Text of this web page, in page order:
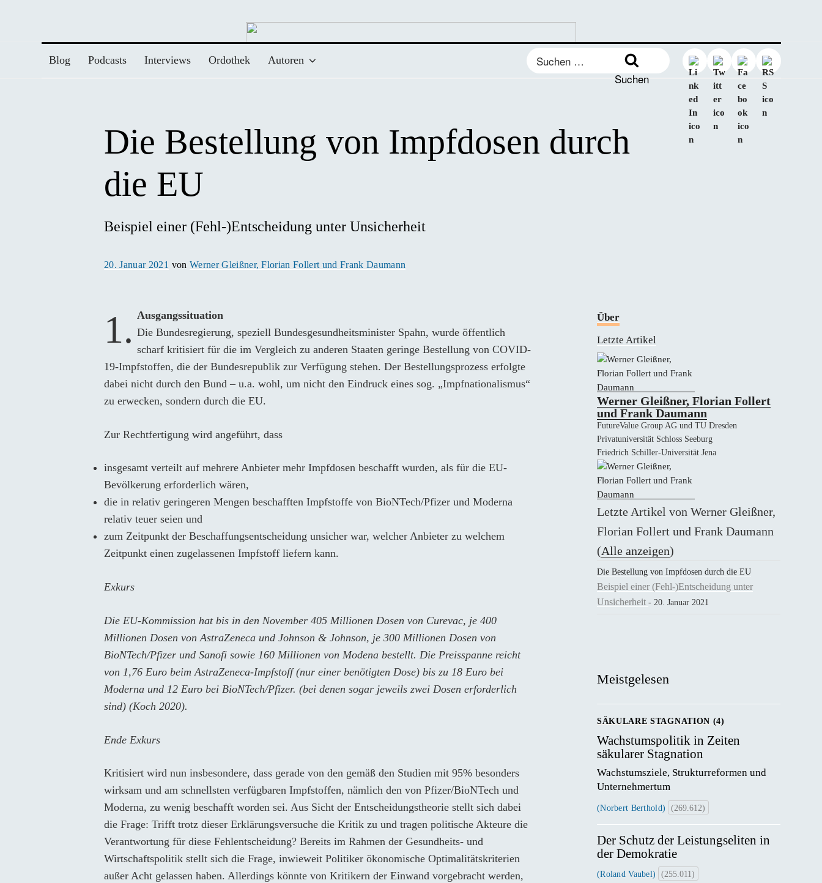
Blog Podcasts Interviews Ordothek Autoren
Suchen
nach:
Suchen
Die Bestellung von Impfdosen durch
die EU
Beispiel einer (Fehl-)Entscheidung unter Unsicherheit
Veröffentlicht
20. Januar 2021 von Werner Gleißner, Florian Follert und Frank Daumann
1. Ausgangssituation
Die Bundesregierung, speziell Bundesgesundheitsminister Spahn, wurde öffentlich
scharf kritisiert für die im Vergleich zu anderen Staaten geringe Bestellung von COVID-
19-Impfstoffen, die der Bundesrepublik zur Verfügung stehen. Der Bestellungsprozess erfolgte
dabei nicht durch den Bund – u.a. wohl, um nicht den Eindruck eines sog. „Impfnationalismus“
zu erwecken, sondern durch die EU.
Zur Rechtfertigung wird angeführt, dass
insgesamt verteilt auf mehrere Anbieter mehr Impfdosen beschafft wurden, als für die EU-
Bevölkerung erforderlich wären,
die in relativ geringeren Mengen beschafften Impfstoffe von BioNTech/Pfizer und Moderna
relativ teuer seien und
zum Zeitpunkt der Beschaffungsentscheidung unsicher war, welcher Anbieter zu welchem
Zeitpunkt einen zugelassenen Impfstoff liefern kann.
Exkurs
Die EU-Kommission hat bis in den November 405 Millionen Dosen von Curevac, je 400
Millionen Dosen von AstraZeneca und Johnson & Johnson, je 300 Millionen Dosen von
BioNTech/Pfizer und Sanofi sowie 160 Millionen von Modena bestellt. Die Preisspanne reicht
von 1,76 Euro beim AstraZeneca-Impfstoff (nur einer benötigten Dose) bis zu 18 Euro bei
Moderna und 12 Euro bei BioNTech/Pfizer. (bei denen sogar jeweils zwei Dosen erforderlich
sind) (Koch 2020).
Ende Exkurs
Kritisiert wird nun insbesondere, dass gerade von den gemäß den Studien mit 95% besonders
wirksam und am schnellsten verfügbaren Impfstoffen, nämlich den von Pfizer/BioNTech und
Moderna, zu wenig beschafft worden sei. Aus Sicht der Entscheidungstheorie stellt sich dabei
die Frage: Trifft trotz dieser Erklärungsversuche die Kritik zu und tragen politische Akteure die
Verantwortung für diese Fehlentscheidung? Bereits im Rahmen der Gesundheits- und
Wirtschaftspolitik stellt sich die Frage, inwieweit Politiker ökonomische Optimalitätskriterien
außer Acht gelassen haben. Allerdings könnte von Kritikern der Einwand vorgebracht werden,
Über
Letzte Artikel
Werner Gleißner, Florian Follert
und Frank Daumann
FutureValue Group AG und TU Dresden
Privatuniversität Schloss Seeburg
Friedrich Schiller-Universität Jena
Letzte Artikel von Werner Gleißner,
Florian Follert und Frank Daumann
(Alle anzeigen)
Die Bestellung von Impfdosen durch die EU
Beispiel einer (Fehl-)Entscheidung unter
Unsicherheit - 20. Januar 2021
Meistgelesen
SÄKULARE STAGNATION (4)
Wachstumspolitik in Zeiten
säkularer Stagnation
Wachstumsziele, Strukturreformen und
Unternehmertum
(Norbert Berthold) (269.612)
Der Schutz der Leistungseliten in
der Demokratie
(Roland Vaubel) (255.011)